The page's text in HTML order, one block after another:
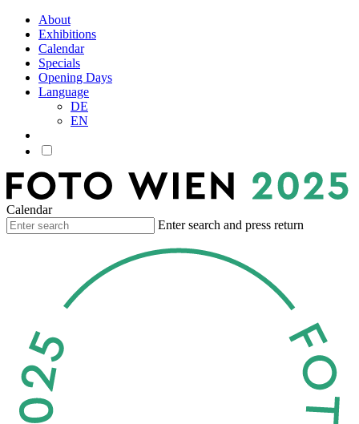
About
Exhibitions
Calendar
Specials
Opening Days
Language
DE
EN
Calendar
Enter search and press return